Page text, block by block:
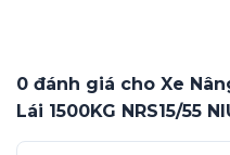
0 đánh giá cho Xe
Lái 1500KG NRS15/55